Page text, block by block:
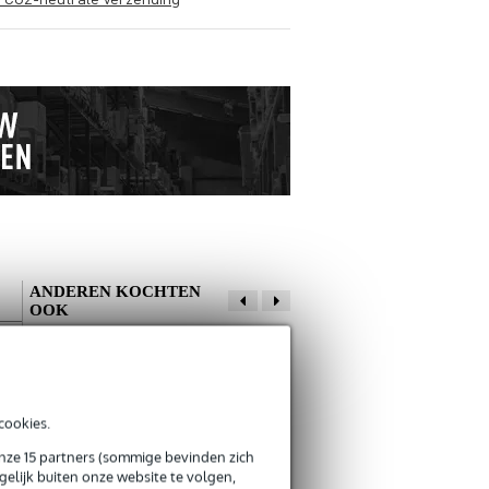
15 partners (sommige bevinden zich
buiten onze website te volgen,
Je naam
Er zijn nog geen reviews voor dit product.
ANDEREN KOCHTEN
OOK
Innox Snap 27
kabelbinder met